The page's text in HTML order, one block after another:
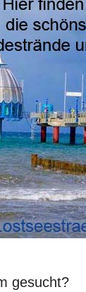
gesucht?